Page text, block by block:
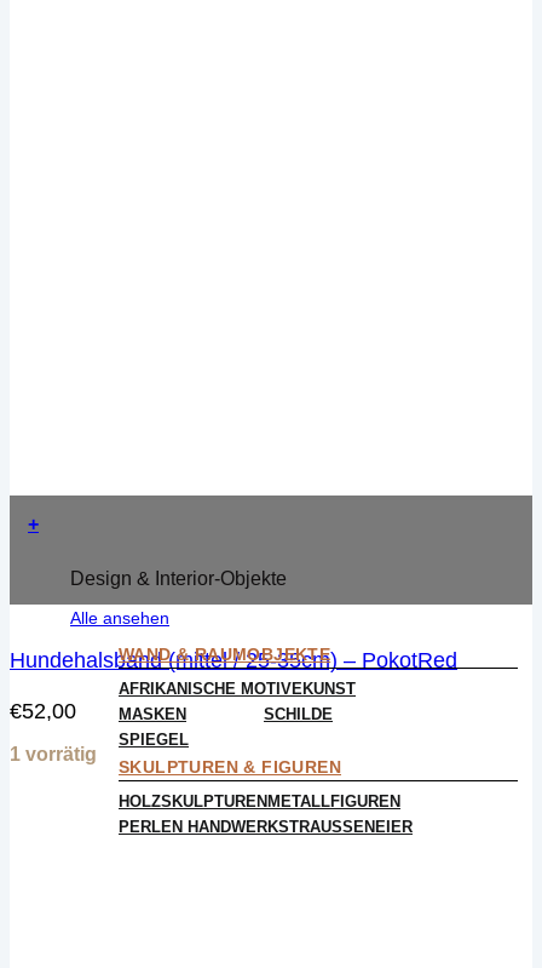
Design & Interior-Objekte
Alle ansehen
WAND & RAUMOBJEKTE
AFRIKANISCHE MOTIVEKUNST
MASKEN
SCHILDE
SPIEGEL
SKULPTUREN & FIGUREN
HOLZSKULPTURENMETALLFIGUREN
PERLEN HANDWERKSTRAUSSENEIER
+
Hundehalsband (mittel / 25-35cm) – PokotRed
€52,00
1 vorrätig